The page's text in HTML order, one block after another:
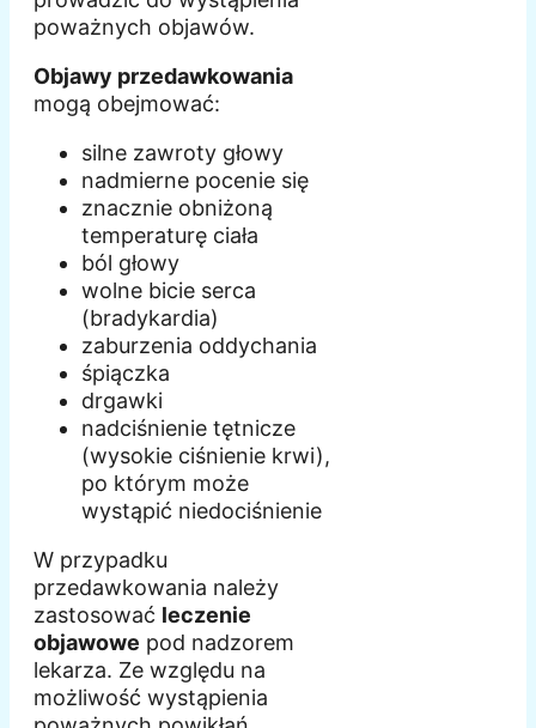
poważnych objawów.
Objawy przedawkowania
mogą obejmować:
silne zawroty głowy
nadmierne pocenie się
znacznie obniżoną
temperaturę ciała
ból głowy
wolne bicie serca
(bradykardia)
zaburzenia oddychania
śpiączka
drgawki
nadciśnienie tętnicze
(wysokie ciśnienie krwi),
po którym może
wystąpić niedociśnienie
W przypadku
przedawkowania należy
zastosować leczenie
objawowe pod nadzorem
lekarza. Ze względu na
możliwość wystąpienia